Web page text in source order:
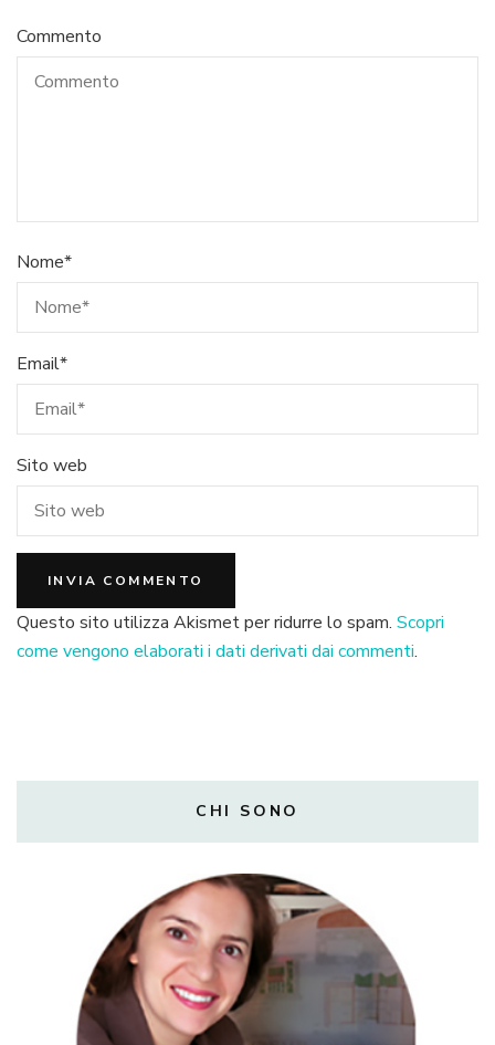
Commento
Nome*
Email*
Sito web
Questo sito utilizza Akismet per ridurre lo spam. Scopri
come vengono elaborati i dati derivati dai commenti.
CHI SONO